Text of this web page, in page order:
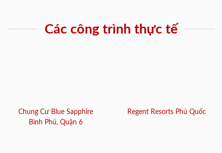
Các công trình thực tế
Chung Cư Blue Sapphire
Bình Phú, Quận 6
Regent Resorts Phú Quốc